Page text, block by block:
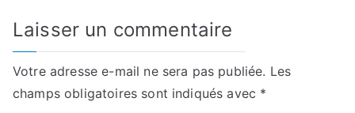
Laisser un commentaire
Votre adresse e-mail ne sera pas publiée. Les
champs obligatoires sont indiqués avec *